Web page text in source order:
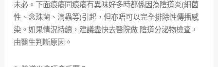
未必。下面痕癢同痕癢有異味好多時都係因為陰道炎(細菌
性、念珠菌、滴蟲等)引起，但亦唔可以完全排除性傳播感
染。如果情況持續，建議盡快去醫院做 陰道分泌物檢查，
由醫生判斷原因。